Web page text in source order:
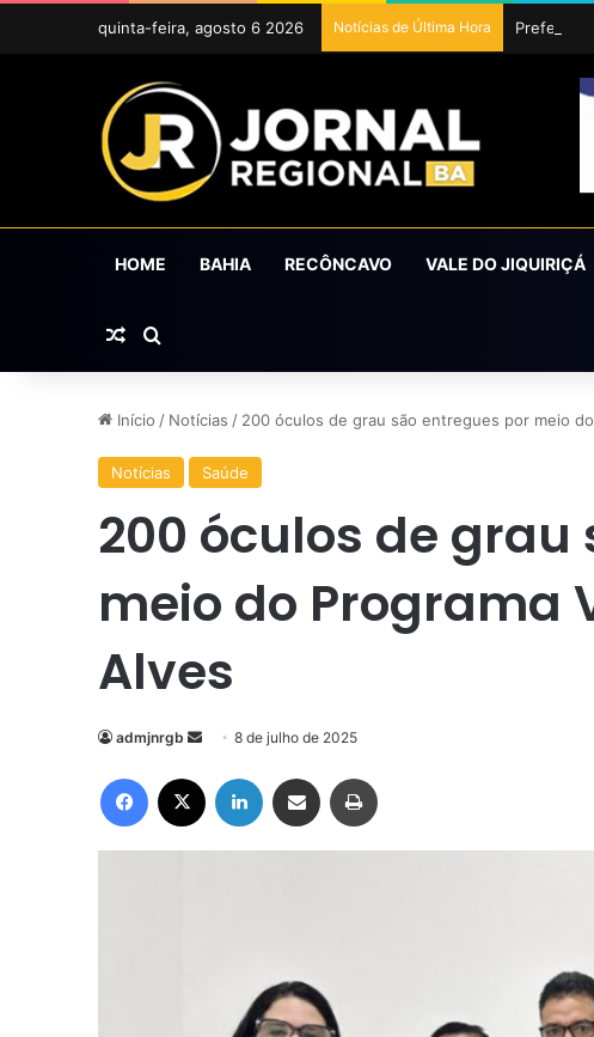
quinta-feira, agosto 6 2026 Notícias de Última Hora Prefeitura
HOME BAHIA RECÔNCAVO VALE DO JIQUIRIÇÁ
Artigo aleatório
Procurar por
Início / Notícias / 200 óculos de grau são entregues por meio
Notícias Saúde
200 óculos de
meio do Programa
Alves
admjnrgb
Mande
e-
mail
8 de julho de 2025
Facebook Linkedin Compartilhar via e-mail